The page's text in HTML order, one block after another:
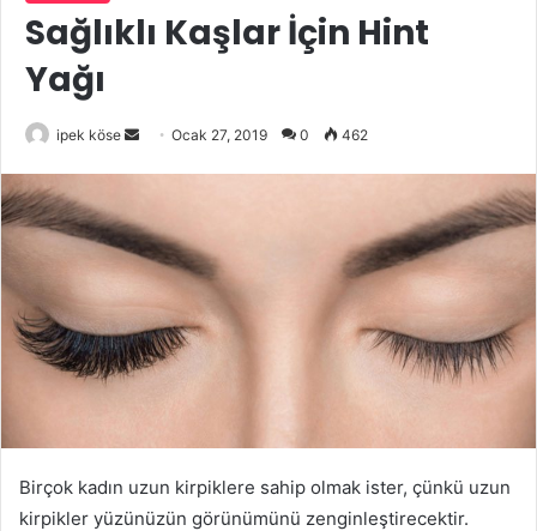
Sağlıklı Kaşlar İçin Hint
Yağı
ipek köse
Bir
göndermek
Ocak 27, 2019 0 462
Birçok kadın uzun kirpiklere sahip olmak ister, çünkü uzun
kirpikler yüzünüzün görünümünü zenginleştirecektir.